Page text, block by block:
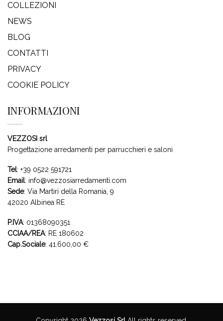
COLLEZIONI
NEWS
BLOG
CONTATTI
PRIVACY
COOKIE POLICY
INFORMAZIONI
VEZZOSI srl
Progettazione arredamenti per parrucchieri e saloni
Tel: +39 0522 591721
Email: info@vezzosiarredamenti.com
Sede: Via Martiri della Romania, 9
42020 Albinea RE
P.IVA: 01368090351
CCIAA/REA: RE 180602
Cap.Sociale: 41.600,00 €